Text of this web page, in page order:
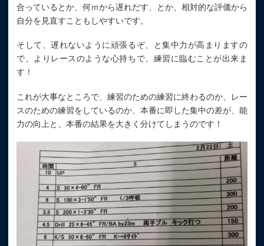
合っているとか、何ｍから遅れだす、とか、相対的な評価から
自分を見直すこともしやすいです。
そして、遅れないように頑張るぞ、と集中力が高まりますの
で、よりレースのような心持ちで、練習に臨むことが出来ま
す！
これが大事なところで、練習のための練習に終わるのか、レー
スのための練習をしているのか、本番に即した集中の差が、能
力の向上と、本番の結果を大きく分けてしまうのです！